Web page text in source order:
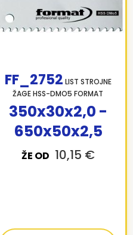
FF_2752 LIST STROJNE
ŽAGE HSS-DMO5 FORMAT
ŽE OD 10,15 €
350x30x2,0 -
650x50x2,5